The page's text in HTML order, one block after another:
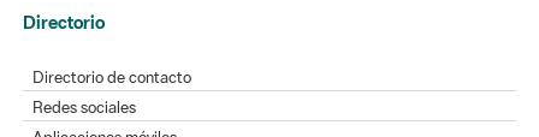
Directorio
Directorio de contacto
Redes sociales